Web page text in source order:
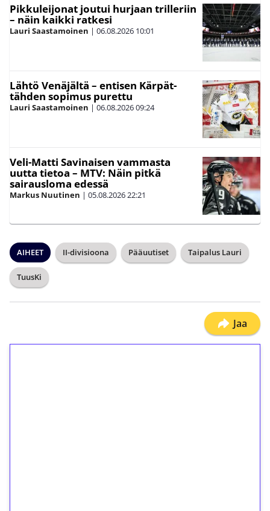
Pikkuleijonat joutui hurjaan trilleriin
– näin kaikki ratkesi
Lauri Saastamoinen | 06.08.2026 10:01
Lähtö Venäjältä – entisen Kärpät-
tähden sopimus purettu
Lauri Saastamoinen | 06.08.202609:24
Veli-Matti Savinaisen vammasta
uutta tietoa – MTV: Näin pitkä
sairausloma edessä
Markus Nuutinen | 05.08.202622:21
AIHEET II-divisioona Pääuutiset Taipalus Lauri
TuusKi
Jaa